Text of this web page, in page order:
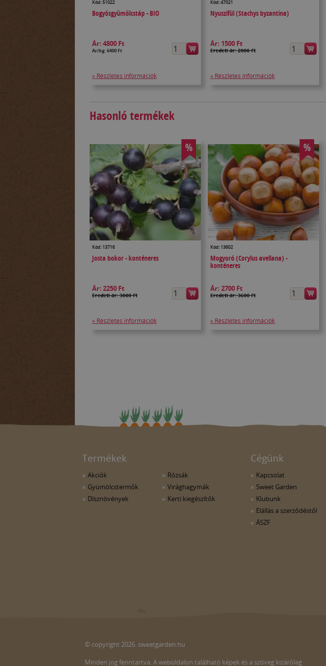
Kód: 51022
Bogyósgyümölcstáp - BIO
Ár: 4800 Ft
Ár/kg: 6400 Ft
» Részletes információk
Kód: 47021
Nyuszifül (Stachys byzantina)
Ár: 1500 Ft
Eredeti ár: 2000 Ft
» Részletes információk
Hasonló termékek
%
Kód: 13716
Josta bokor - konténeres
Ár: 2250 Ft
Eredeti ár: 3000 Ft
» Részletes információk
%
Kód: 13602
Mogyoró (Corylus avellana) -
konténeres
Ár:2700 Ft
Eredeti ár: 3600 Ft
» Részletes információk
Termékek
Akciók
Gyümölcstermők
Dísznövények
Rózsák
Virághagymák
Kerti kiegészítők
Cégünk
Kapcsolat
Sweet Garden
Klubunk
Elállás a szerződéstől
ÁSZF
© copyright 2026. sweetgarden.hu
Minden jog fenntartva. A weboldalon található képek és a szöveg kizárólag